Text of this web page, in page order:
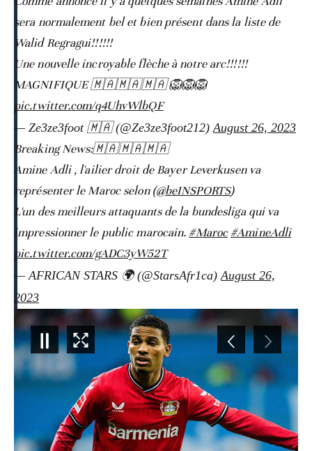
sera normalement bel et bien présent dans la liste de
Walid Regragui!!!!!!
Une nouvelle incroyable flèche à notre arc!!!!!!
MAGNIFIQUE 🇲🇦🇲🇦🇲🇦 🦁🦁🦁
pic.twitter.com/q4UhvWlbQF
— Ze3ze3foot 🇲🇦‎ (@Ze3ze3foot212)August 26, 2023
Breaking News:🇲🇦🇲🇦🇲🇦
Amine Adli , l'ailier droit de Bayer Leverkusen va
représenter le Maroc selon (@beINSPORTS)
L'un des meilleurs attaquants de la bundesliga qui va
impressionner le public marocain. #Maroc #AmineAdli
pic.twitter.com/gADC3yW52T
— AFRICAN STARS 🌍 (@StarsAfr1ca)August 26,
2023